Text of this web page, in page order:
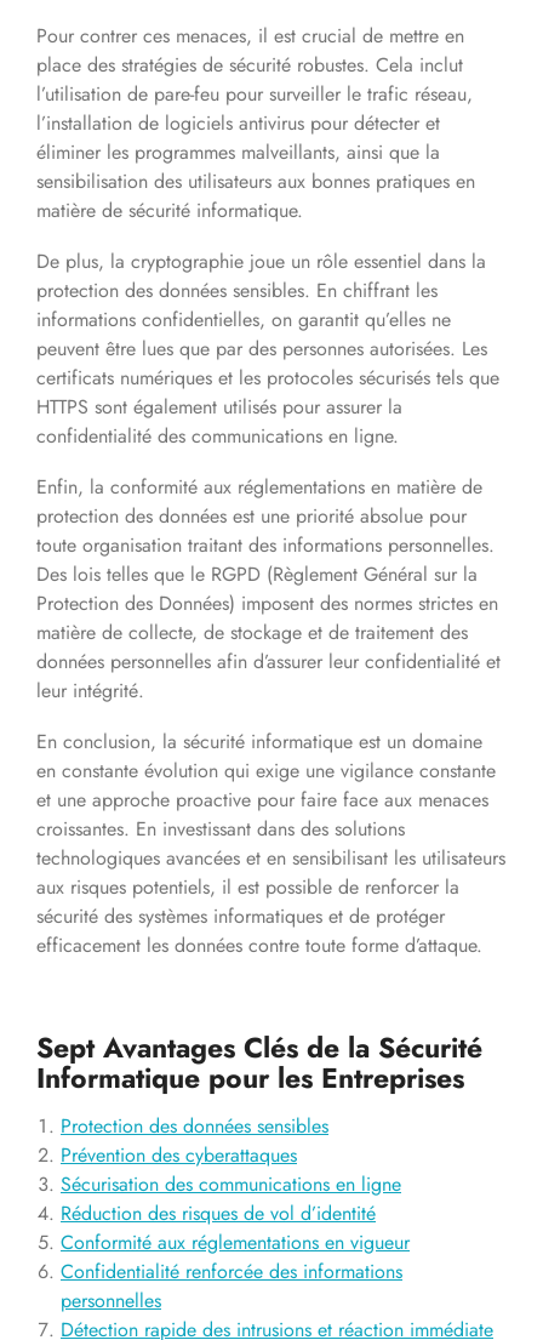
Pour contrer ces menaces, il est crucial de mettre en
place des stratégies de sécurité robustes. Cela inclut
l’utilisation de pare-feu pour surveiller le trafic réseau,
l’installation de logiciels antivirus pour détecter et
éliminer les programmes malveillants, ainsi que la
sensibilisation des utilisateurs aux bonnes pratiques en
matière de sécurité informatique.
De plus, la cryptographie joue un rôle essentiel dans la
protection des données sensibles. En chiffrant les
informations confidentielles, on garantit qu’elles ne
peuvent être lues que par des personnes autorisées. Les
certificats numériques et les protocoles sécurisés tels que
HTTPS sont également utilisés pour assurer la
confidentialité des communications en ligne.
Enfin, la conformité aux réglementations en matière de
protection des données est une priorité absolue pour
toute organisation traitant des informations personnelles.
Des lois telles que le RGPD (Règlement Général sur la
Protection des Données) imposent des normes strictes en
matière de collecte, de stockage et de traitement des
données personnelles afin d’assurer leur confidentialité et
leur intégrité.
En conclusion, la sécurité informatique est un domaine
en constante évolution qui exige une vigilance constante
et une approche proactive pour faire face aux menaces
croissantes. En investissant dans des solutions
technologiques avancées et en sensibilisant les utilisateurs
aux risques potentiels, il est possible de renforcer la
sécurité des systèmes informatiques et de protéger
efficacement les données contre toute forme d’attaque.
Sept Avantages Clés de la Sécurité
Informatique pour les Entreprises
Protection des données sensibles
Prévention des cyberattaques
Sécurisation des communications en ligne
Réduction des risques de vol d’identité
Conformité aux réglementations en vigueur
Confidentialité renforcée des informations
personnelles
Détection rapide des intrusions et réaction immédiate